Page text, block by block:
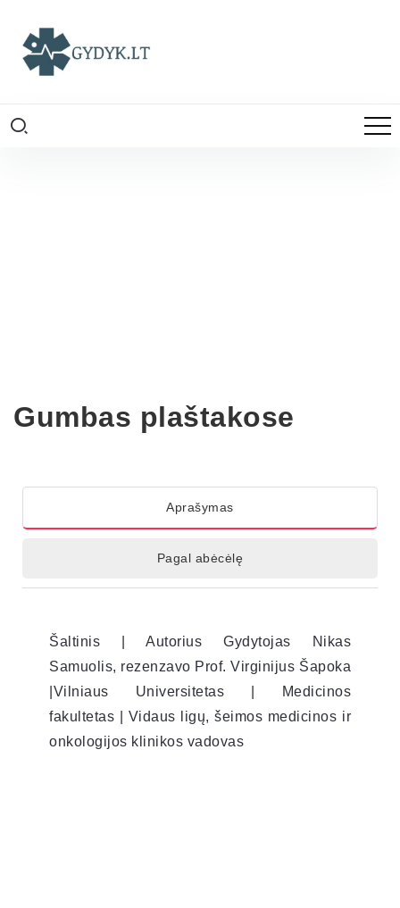
Gumbas plaštakose
Aprašymas
Pagal abėcėlę
Šaltinis | Autorius Gydytojas Nikas
Samuolis, rezenzavo Prof. Virginijus Šapoka
|Vilniaus Universitetas | Medicinos
fakultetas | Vidaus ligų, šeimos medicinos ir
onkologijos klinikos vadovas